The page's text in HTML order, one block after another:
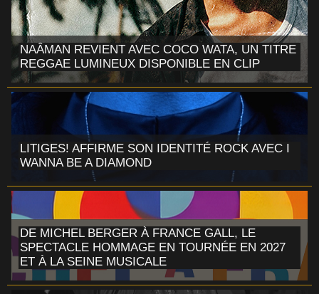
NAÂMAN REVIENT AVEC COCO WATA, UN TITRE
REGGAE LUMINEUX DISPONIBLE EN CLIP
LITIGES! AFFIRME SON IDENTITÉ ROCK AVEC I
WANNA BE A DIAMOND
DE MICHEL BERGER À FRANCE GALL, LE
SPECTACLE HOMMAGE EN TOURNÉE EN 2027
ET À LA SEINE MUSICALE